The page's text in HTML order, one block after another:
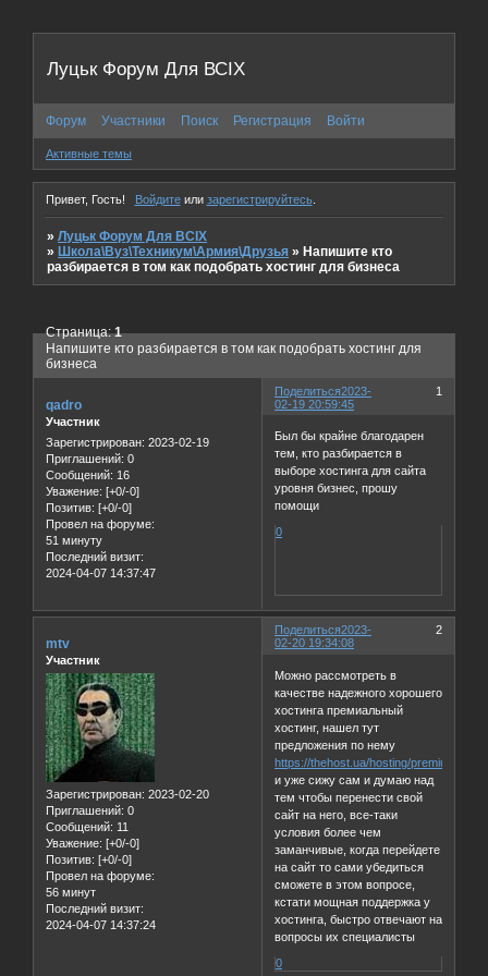
Луцьк Форум Для ВСІХ
Форум Участники Поиск Регистрация Войти
Активные темы
Привет, Гость! Войдитеили зарегистрируйтесь.
»Луцьк Форум Для ВСІХ
»Школа\Вуз\Техникум\Армия\Друзья »Напишите кто
разбирается в том как подобрать хостинг для бизнеса
Напишите кто разбирается в том как подобрать хостинг для
бизнеса
Страница:1
Поделиться 1
2023-
02-19 20:59:45
qadro
Участник
Зарегистрирован: 2023-02-19
Приглашений: 0
Сообщений: 16
Уважение: [+0/-0]
Позитив: [+0/-0]
Провел на форуме:
51 минуту
Последний визит:
2024-04-07 14:37:47
Был бы крайне благодарен
тем, кто разбирается в
выборе хостинга для сайта
уровня бизнес, прошу
помощи
0
Поделиться 2
2023-
02-20 19:34:08
mtv
Участник
Зарегистрирован: 2023-02-20
Приглашений: 0
Сообщений: 11
Уважение: [+0/-0]
Позитив: [+0/-0]
Провел на форуме:
56 минут
Последний визит:
2024-04-07 14:37:24
Можно рассмотреть в
качестве надежного хорошего
хостинга премиальный
хостинг, нашел тут
предложения по нему
https://thehost.ua/hosting/premium
и уже сижу сам и думаю над
тем чтобы перенести свой
сайт на него, все-таки
условия более чем
заманчивые, когда перейдете
на сайт то сами убедиться
сможете в этом вопросе,
кстати мощная поддержка у
хостинга, быстро отвечают на
вопросы их специалисты
0